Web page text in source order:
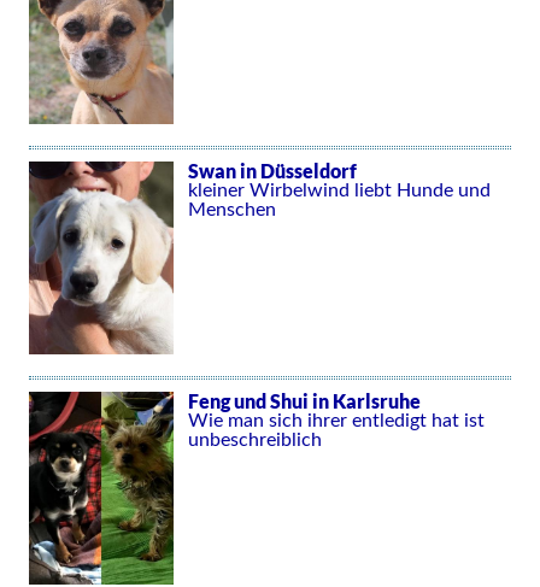
Swan in Düsseldorf
kleiner Wirbelwind liebt Hunde und
Menschen
Feng und Shui in Karlsruhe
Wie man sich ihrer entledigt hat ist
unbeschreiblich